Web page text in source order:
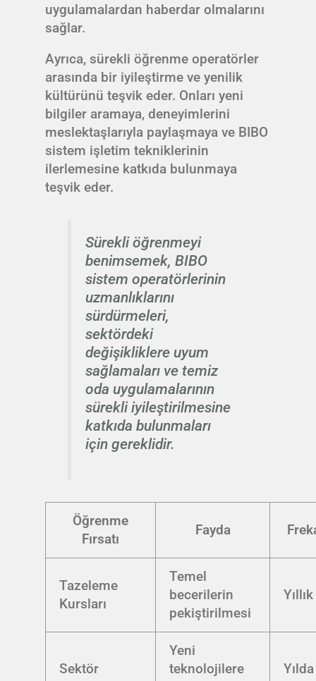
uygulamalardan haberdar olmalarını
sağlar.
Ayrıca, sürekli öğrenme operatörler
arasında bir iyileştirme ve yenilik
kültürünü teşvik eder. Onları yeni
bilgiler aramaya, deneyimlerini
meslektaşlarıyla paylaşmaya ve BIBO
sistem işletim tekniklerinin
ilerlemesine katkıda bulunmaya
teşvik eder.
Sürekli öğrenmeyi
benimsemek, BIBO
sistem operatörlerinin
uzmanlıklarını
sürdürmeleri,
sektördeki
değişikliklere uyum
sağlamaları ve temiz
oda uygulamalarının
sürekli iyileştirilmesine
katkıda bulunmaları
için gereklidir.
Öğrenme
Fırsatı
Fayda
Tazeleme
Kursları
Temel
becerilerin
pekiştirilmesi
Yıllık
Sektör
Yeni
teknolojilere